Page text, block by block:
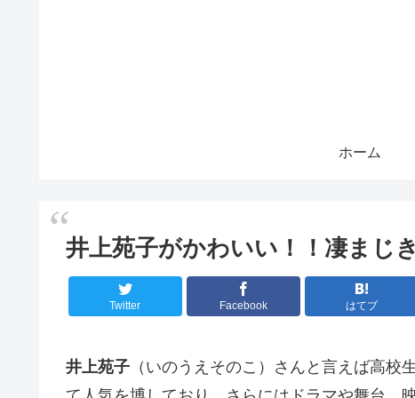
ホーム
井上苑子がかわいい！！凄まじ
Twitter Facebook はてブ
井上苑子 （いのうえそのこ）さんと言えば高校